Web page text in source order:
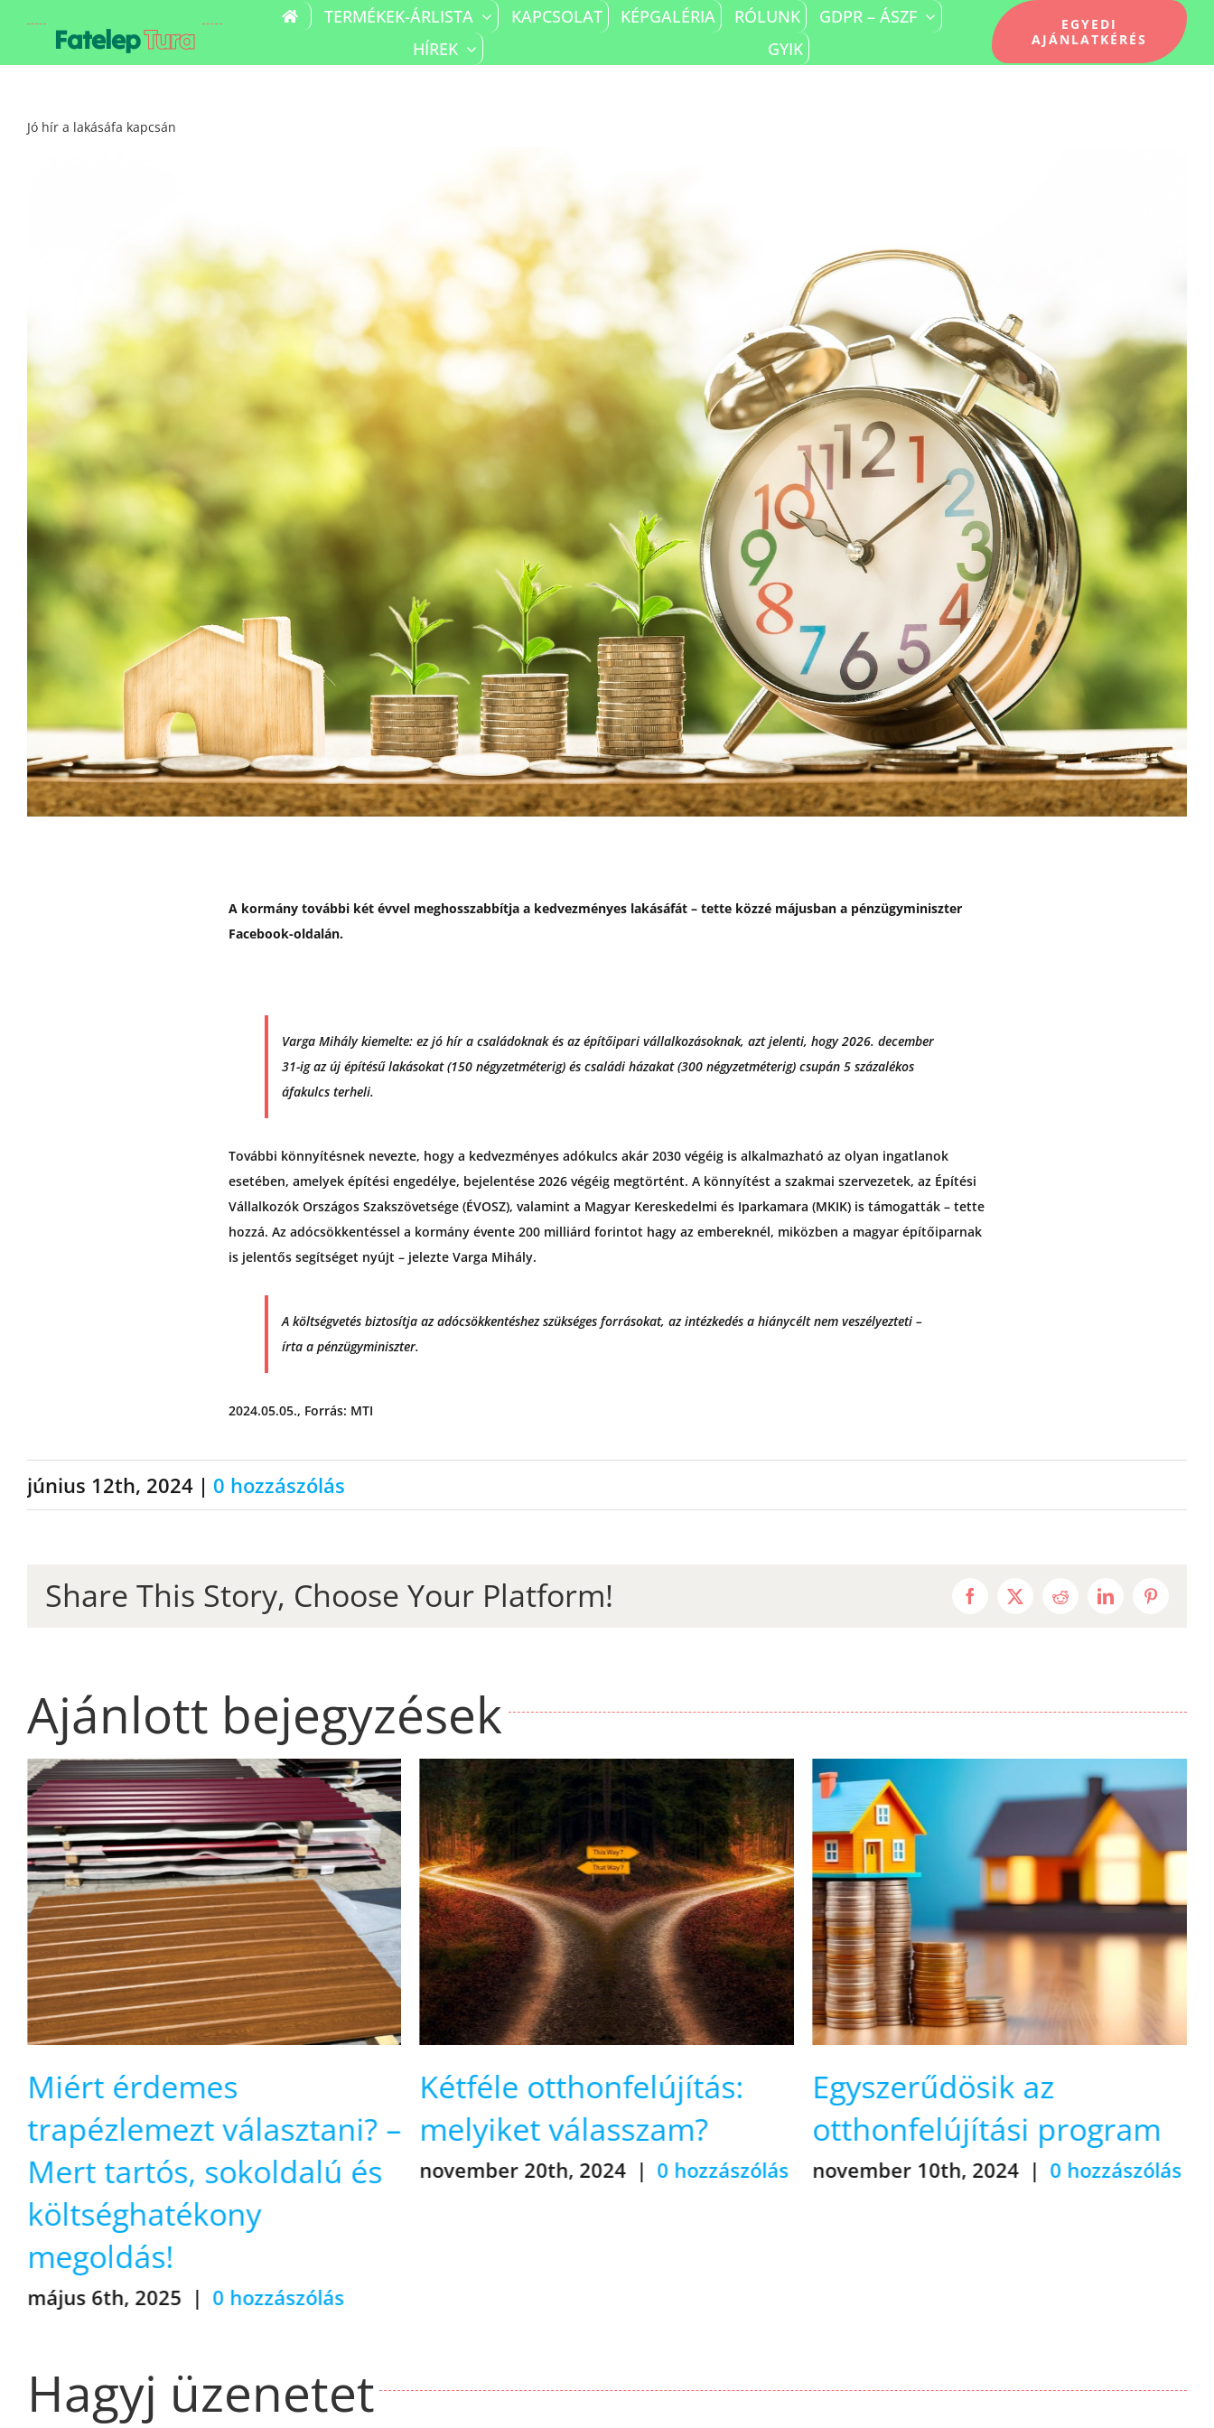
FatelepTura
TERMÉKEK-ÁRLISTA KAPCSOLAT KÉPGALÉRIA RÓLUNK
GDPR – ÁSZF
HÍREK
GYIK
EGYEDI
AJÁNLATKÉRÉS
Jó hír a lakásáfa kapcsán
A kormány további két évvel meghosszabbítja a kedvezményes lakásáfát – tette közzé májusban a pénzügyminiszter
Facebook-oldalán.
Varga Mihály kiemelte: ez jó hír a családoknak és az építőipari vállalkozásoknak, azt jelenti, hogy 2026. december
31-ig az új építésű lakásokat (150 négyzetméterig) és családi házakat (300 négyzetméterig) csupán 5 százalékos
áfakulcs terheli.
További könnyítésnek nevezte, hogy a kedvezményes adókulcs akár 2030 végéig is alkalmazható az olyan ingatlanok
esetében, amelyek építési engedélye, bejelentése 2026 végéig megtörtént. A könnyítést a szakmai szervezetek, az Építési
Vállalkozók Országos Szakszövetsége (ÉVOSZ), valamint a Magyar Kereskedelmi és Iparkamara (MKIK) is támogatták – tette
hozzá. Az adócsökkentéssel a kormány évente 200 milliárd forintot hagy az embereknél, miközben a magyar építőiparnak
is jelentős segítséget nyújt – jelezte Varga Mihály.
A költségvetés biztosítja az adócsökkentéshez szükséges forrásokat, az intézkedés a hiánycélt nem veszélyezteti –
írta a pénzügyminiszter.
2024.05.05., Forrás: MTI
június 12th, 2024 | 0 hozzászólás
Share This Story, Choose Your Platform! Facebook
X RedditLinkedInPinterest
Ajánlott bejegyzések
Kétféle otthonfelújítás:
melyiket válasszam?
november 20th, 2024 | 0 hozzászólás
Egyszerűdösik az
otthonfelújítási program
november 10th, 2024 | 0 hozzászólás
Önkéntes
nyugdíjpénztárból
lakáskassza
Hagyj üzenetet